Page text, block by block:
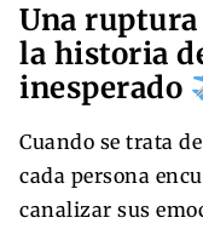
Una
la historia
inesperado
Cuando se trata
cada persona
canalizar sus